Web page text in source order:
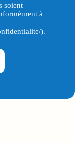
soient
à
).